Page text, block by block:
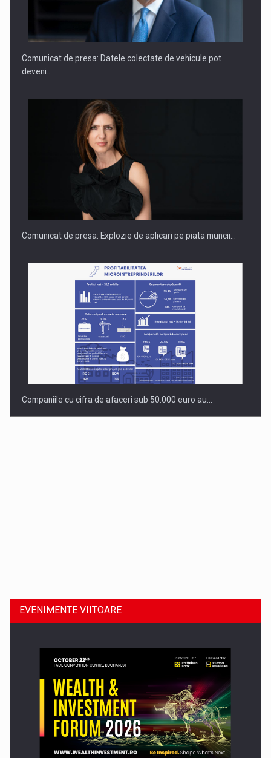
ROOTED IN ROMANIA, BUILT TO DELIVER TECHNOLOGY FOR
PUTTING ROMANIAN CORPORATE COMPANIES ON THE
INTERNATIONAL BUSINESS SCENE
Comunicat de presa: Datele colectate de vehicule pot
deveni…
Comunicat de presa: Explozie de aplicari pe piata muncii…
Companiile cu cifra de afaceri sub 50.000 euro au…
Comunicat de presa: Joburile part-time reincep sa intre pe…
EVENIMENTE VIITOARE